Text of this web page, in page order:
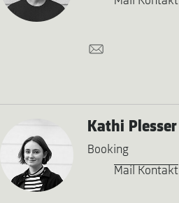
Kathi Plesser
Booking
Mail Kontakt